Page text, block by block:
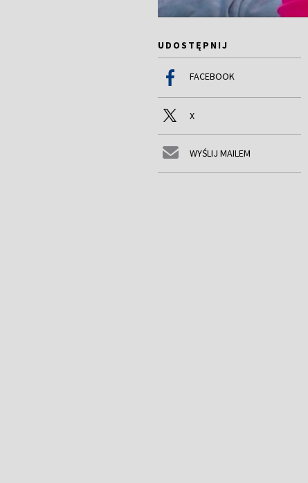
UDOSTĘPNIJ
FACEBOOK
X
WYŚLIJ MAILEM